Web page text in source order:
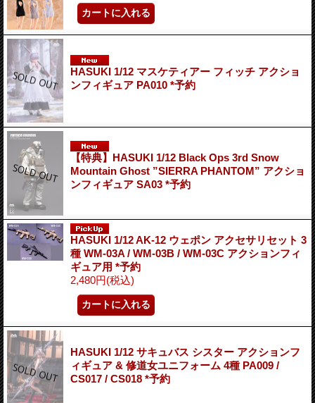
HASUKI 1/12 マスケティアー フィッチ アクショ
ンフィギュア PA010 *予約
【特典】HASUKI 1/12 Black Ops 3rd Snow
Mountain Ghost ”SIERRA PHANTOM” アクショ
ンフィギュア SA03 *予約
HASUKI 1/12 AK-12 ウェポン アクセサリセット 3
種 WM-03A / WM-03B / WM-03C アクションフィ
ギュア用 *予約
2,480円(税込)
HASUKI 1/12 サキュバス シスター アクションフ
ィギュア & 修道女ユニフォーム 4種 PA009 /
CS017 / CS018 *予約